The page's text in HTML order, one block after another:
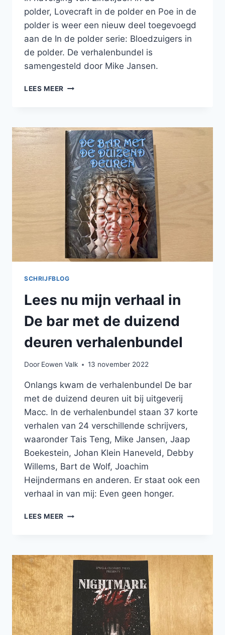
polder, Lovecraft in de polder en Poe in de
polder is weer een nieuw deel toegevoegd
aan de In de polder serie: Bloedzuigers in
de polder. De verhalenbundel is
samengesteld door Mike Jansen.
LEES MEER VAMPIERVERHALEN
DE
POLDER
SCHRIJFBLOG
Lees nu mijn verhaal in
De bar met de duizend
deuren verhalenbundel
Door Eowen Valk 13 november 2022
Onlangs kwam de verhalenbundel De bar
met de duizend deuren uit bij uitgeverij
Macc. In de verhalenbundel staan 37 korte
verhalen van 24 verschillende schrijvers,
waaronder Tais Teng, Mike Jansen, Jaap
Boekestein, Johan Klein Haneveld, Debby
Willems, Bart de Wolf, Joachim
Heijndermans en anderen. Er staat ook een
verhaal in van mij: Even geen honger.
LEES MEER LEES
IN
DE
BAR
MET
DE
DUIZEND
DEUREN
VERHALENBUNDEL